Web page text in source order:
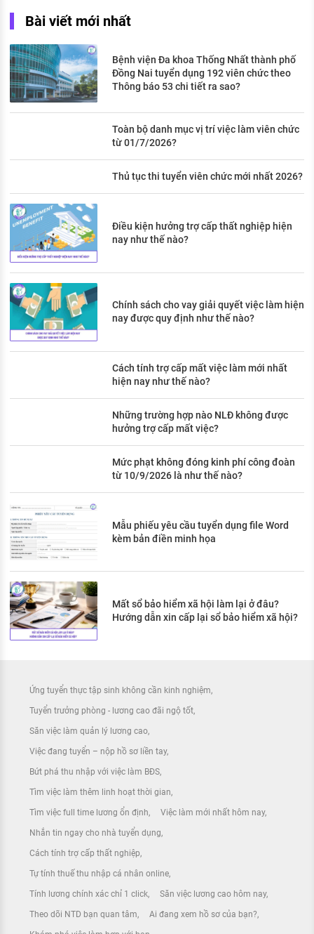
Bài viết mới nhất
Bệnh viện Đa khoa Thống Nhất thành phố
Đồng Nai tuyển dụng 192 viên chức theo
Thông báo 53 chi tiết ra sao?
Toàn bộ danh mục vị trí việc làm viên chức
từ 01/7/2026?
Thủ tục thi tuyển viên chức mới nhất 2026?
Điều kiện hưởng trợ cấp thất nghiệp hiện
nay như thế nào?
Chính sách cho vay giải quyết việc làm hiện
nay được quy định như thế nào?
Cách tính trợ cấp mất việc làm mới nhất
hiện nay như thế nào?
Những trường hợp nào NLĐ không được
hưởng trợ cấp mất việc?
Mức phạt không đóng kinh phí công đoàn
từ 10/9/2026 là như thế nào?
Mẫu phiếu yêu cầu tuyển dụng file Word
kèm bản điền minh họa
Mất sổ bảo hiểm xã hội làm lại ở đâu?
Hướng dẫn xin cấp lại sổ bảo hiểm xã hội?
Ứng tuyển thực tập sinh không cần kinh nghiệm
Tuyển trưởng phòng - lương cao đãi ngộ tốt
Săn việc làm quản lý lương cao
Việc đang tuyển – nộp hồ sơ liền tay
Bứt phá thu nhập với việc làm BĐS
Tìm việc làm thêm linh hoạt thời gian
Tìm việc full time lương ổn định Việc làm mới nhất hôm nay
Nhắn tin ngay cho nhà tuyển dụng
Cách tính trợ cấp thất nghiệp
Tự tính thuế thu nhập cá nhân online
Tính lương chính xác chỉ 1 click Săn việc lương cao hôm nay
Theo dõi NTD bạn quan tâm Ai đang xem hồ sơ của bạn?